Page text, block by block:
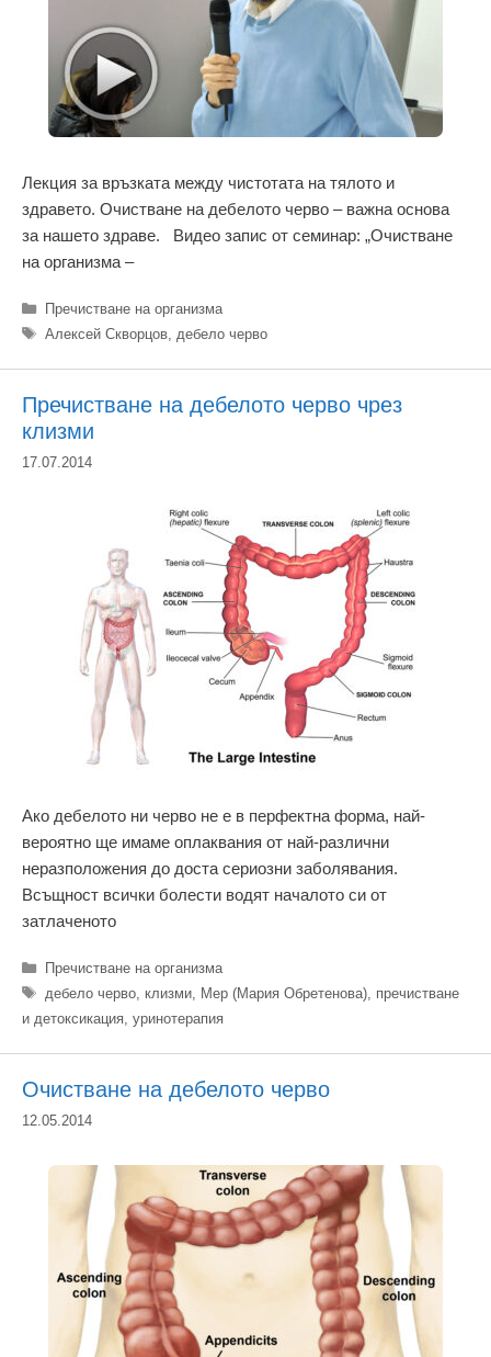
Лекция за връзката между чистотата на тялото и
здравето. Очистване на дебелото черво – важна основа
за нашето здраве. Видео запис от семинар: „Очистване
на организма –
Категории
Пречистване на организма
Етикети
Алексей Скворцов, дебело черво
Пречистване на дебелото черво чрез
клизми
17.07.2014
Ако дебелото ни черво не е в перфектна форма, най-
вероятно ще имаме оплаквания от най-различни
неразположения до доста сериозни заболявания.
Всъщност всички болести водят началото си от
затлаченото
Категории
Пречистване на организма
Етикети
дебело черво, клизми, Мер (Мария Обретенова), пречистване
и детоксикация уринотерапия
Очистване на дебелото черво
12.05.2014